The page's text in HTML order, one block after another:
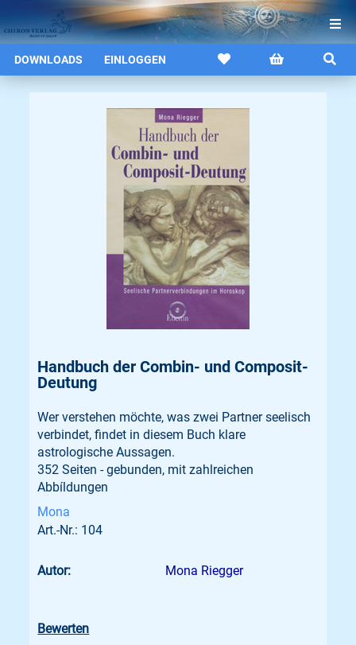
DOWNLOADS EINLOGGEN
Handbuch der Combin- und Composit-
Deutung
Wer verstehen möchte, was zwei Partner seelisch
verbindet, findet in diesem Buch klare
astrologische Aussagen.
352 Seiten - gebunden, mit zahlreichen
Abbíldungen
Mona
Art.-Nr.: 104
Autor: Mona Riegger
Bewerten